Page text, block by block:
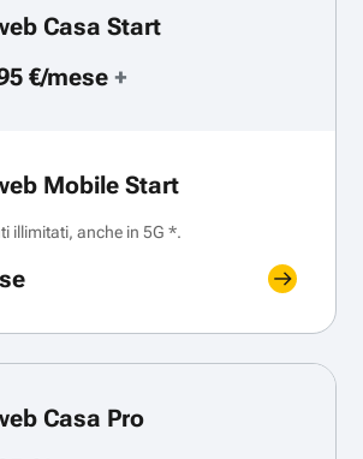
Casa Start
€/mese+
Mobile Start
illimitati, anche in 5G *.
Casa Pro